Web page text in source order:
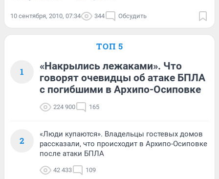
10 сентября, 2010, 07:34 344 Обсудить
ТОП 5
1
«Накрылись лежаками». Что
говорят очевидцы об атаке БПЛА
с погибшими в Архипо-Осиповке
224 900 165
2
«Люди купаются». Владельцы гостевых домов
рассказали, что происходит в Архипо-Осиповке
после атаки БПЛА
42 433 109